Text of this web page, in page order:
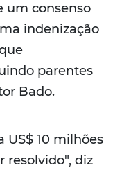
um consenso
indenização
parentes
Bado.
10 milhões
resolvido", diz